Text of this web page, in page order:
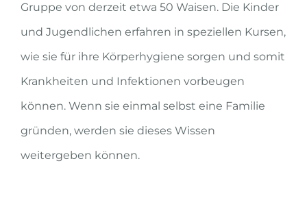
Gruppe von derzeit etwa 50 Waisen. Die Kinder
und Jugendlichen erfahren in speziellen Kursen,
wie sie für ihre Körperhygiene sorgen und somit
Krankheiten und Infektionen vorbeugen
können. Wenn sie einmal selbst eine Familie
gründen, werden sie dieses Wissen
weitergeben können.